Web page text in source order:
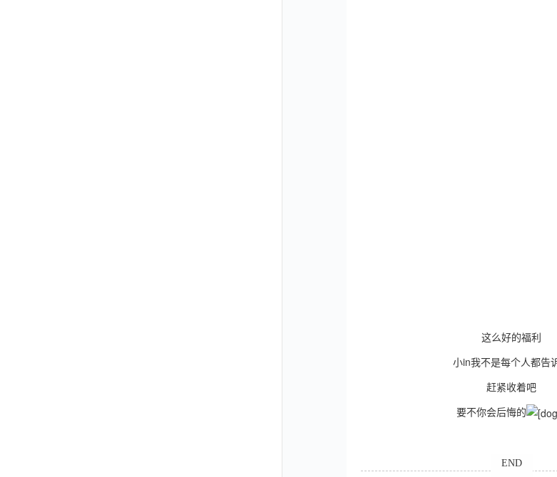
这么好的福利
小in我不是每个人都告
赶紧收着吧
要不你会后悔的
END